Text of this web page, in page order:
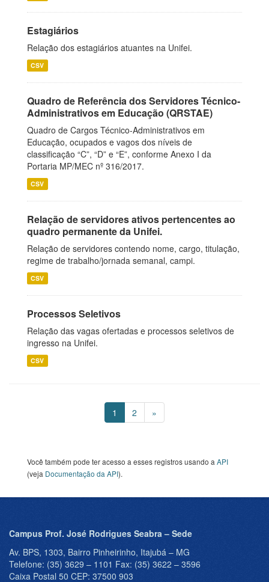
Estagiários
Relação dos estagiários atuantes na Unifei.
CSV
Quadro de Referência dos Servidores Técnico-
Administrativos em Educação (QRSTAE)
Quadro de Cargos Técnico-Administrativos em
Educação, ocupados e vagos dos níveis de
classificação “C”, “D” e “E”, conforme Anexo I da
Portaria MP/MEC nº 316/2017.
CSV
Relação de servidores ativos pertencentes ao
quadro permanente da Unifei.
Relação de servidores contendo nome, cargo, titulação,
regime de trabalho/jornada semanal, campi.
CSV
Processos Seletivos
Relação das vagas ofertadas e processos seletivos de
ingresso na Unifei.
CSV
1 2 »
Você também pode ter acesso a esses registros usando a API
(veja Documentação da API).
Campus Prof. José Rodrigues Seabra – Sede
Av. BPS, 1303, Bairro Pinheirinho, Itajubá – MG
Telefone: (35) 3629 – 1101 Fax: (35) 3622 – 3596
Caixa Postal 50 CEP: 37500 903